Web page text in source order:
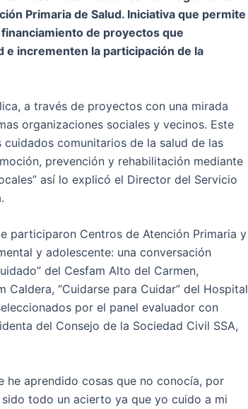
Primaria de Salud. Iniciativa que permite
de proyectos que
e incrementen la participación de la
a través de proyectos con una mirada
organizaciones sociales y vecinos. Este
comunitarios de la salud de las
prevención y rehabilitación mediante
así lo explicó el Director del Servicio
participaron Centros de Atención Primaria y
y adolescente: una conversación
del Cesfam Alto del Carmen,
Caldera, “Cuidarse para Cuidar” del Hospital
por el panel evaluador con
del Consejo de la Sociedad Civil SSA,
he aprendido cosas que no conocía, por
todo un acierto ya que yo cuido a mi